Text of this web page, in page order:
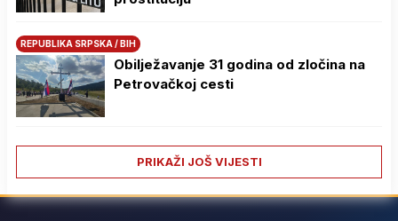
REPUBLIKA SRPSKA / BIH
Obilježavanje 31 godina od zločina na
Petrovačkoj cesti
PRIKAŽI JOŠ VIJESTI